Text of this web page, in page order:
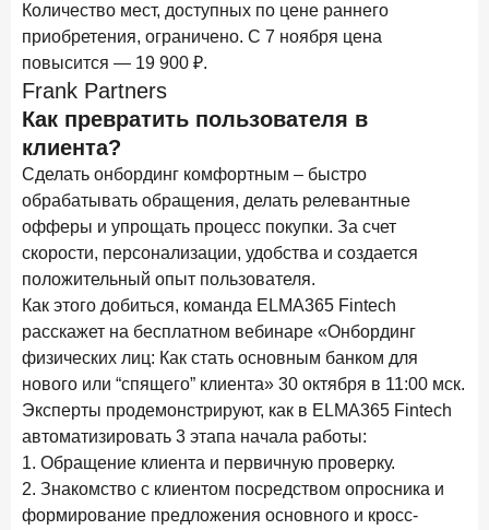
24 ноября 2025 года ИССЛЕДОВАНИЕ
Ипотека. Итоги октября 2025 года
Рассылка Frank RG
Итоги недели, наша трактовка основных событий
на банковском рынке
Я согласен с условиямиобработки данных
Количество мест, доступных по цене раннего
приобретения, ограничено. C 7 ноября цена
повысится — 19 900 ₽.
Frank Partners
Как превратить пользователя в
клиента?
Сделать онбординг комфортным – быстро
обрабатывать обращения, делать релевантные
офферы и упрощать процесс покупки. За счет
скорости, персонализации, удобства и создается
положительный опыт пользователя.
Как этого добиться, команда ELMA365 Fintech
расскажет на бесплатном вебинаре «Онбординг
физических лиц: Как стать основным банком для
нового или “спящего” клиента» 30 октября в 11:00 мск.
Эксперты продемонстрируют, как в ELMA365 Fintech
автоматизировать 3 этапа начала работы:
1. Обращение клиента и первичную проверку.
2. Знакомство с клиентом посредством опросника и
формирование предложения основного и кросс-